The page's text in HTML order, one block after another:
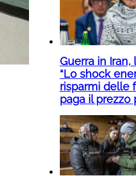
Guerra in Iran,
“Lo shock
risparmi delle
paga il prezzo